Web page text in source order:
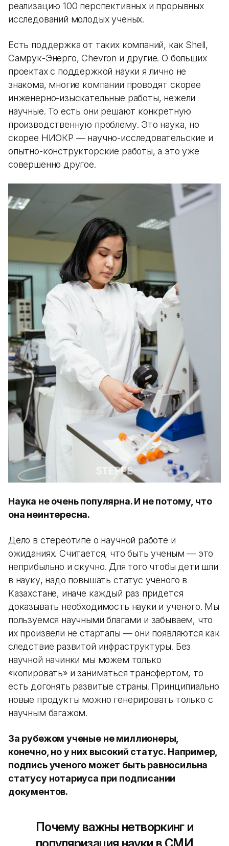
реализацию 100 перспективных и прорывных
исследований молодых ученых.
Есть поддержка от таких компаний, как Shell,
Самрук-Энерго, Chevron и другие. О больших
проектах с поддержкой науки я лично не
знакома, многие компании проводят скорее
инженерно-изыскательные работы, нежели
научные. То есть они решают конкретную
производственную проблему. Это наука, но
скорее НИОКР — научно-исследовательские и
опытно-конструкторские работы, а это уже
совершенно другое.
Наука не очень популярна. И не потому, что
она неинтересна.
Дело в стереотипе о научной работе и
ожиданиях. Считается, что быть ученым — это
неприбыльно и скучно. Для того чтобы дети шли
в науку, надо повышать статус ученого в
Казахстане, иначе каждый раз придется
доказывать необходимость науки и ученого. Мы
пользуемся научными благами и забываем, что
их произвели не стартапы — они появляются как
следствие развитой инфраструктуры. Без
научной начинки мы можем только
«копировать» и заниматься трансфертом, то
есть догонять развитые страны. Принципиально
новые продукты можно генерировать только с
научным багажом.
За рубежом ученые не миллионеры,
конечно, но у них высокий статус. Например,
подпись ученого может быть равносильна
статусу нотариуса при подписании
документов.
Почему важны нетворкинг и